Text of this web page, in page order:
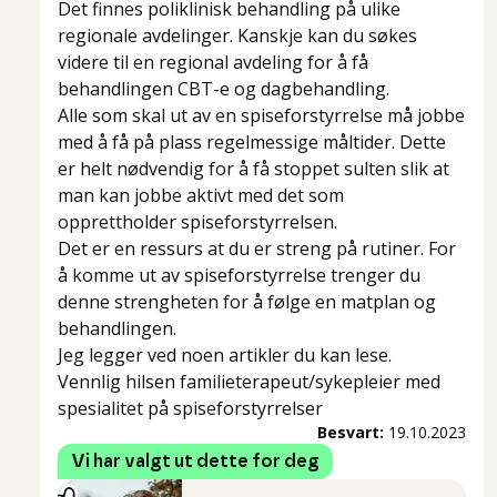
Det finnes poliklinisk behandling på ulike
regionale avdelinger. Kanskje kan du søkes
videre til en regional avdeling for å få
behandlingen CBT-e og dagbehandling.
Alle som skal ut av en spiseforstyrrelse må jobbe
med å få på plass regelmessige måltider. Dette
er helt nødvendig for å få stoppet sulten slik at
man kan jobbe aktivt med det som
opprettholder spiseforstyrrelsen.
Det er en ressurs at du er streng på rutiner. For
å komme ut av spiseforstyrrelse trenger du
denne strengheten for å følge en matplan og
behandlingen.
Jeg legger ved noen artikler du kan lese.
Vennlig hilsen familieterapeut/sykepleier med
spesialitet på spiseforstyrrelser
Besvart: 19.10.2023
Vi har valgt ut dette for deg